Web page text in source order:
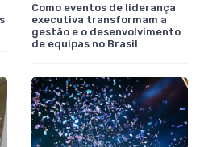
Como eventos de liderança
executiva transformam a
gestão e o desenvolvimento
de equipas no Brasil